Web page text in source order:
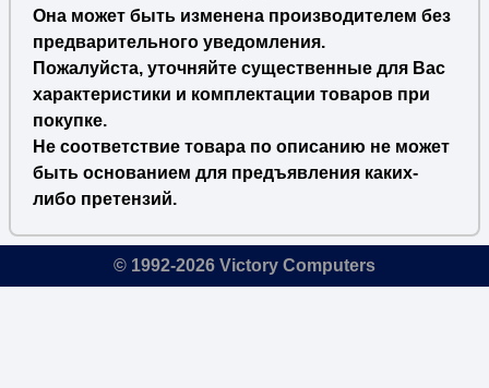
Она может быть изменена производителем без
предварительного уведомления.
Пожалуйста, уточняйте существенные для Вас
характеристики и комплектации товаров при
покупке.
Не соответствие товара по описанию не может
быть основанием для предъявления каких-
либо претензий.
© 1992-2026 Victory Computers